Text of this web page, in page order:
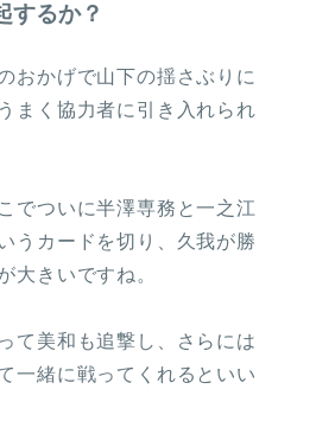
するか？
おかげで山下の揺さぶりに
まく協力者に引き入れられ
でついに半澤専務と一之江
うカードを切り、久我が勝
大きいですね。
て美和も追撃し、さらには
一緒に戦ってくれるといい